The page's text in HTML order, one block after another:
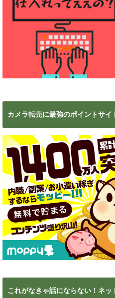
カメラ転売に最強のポイントサ
これがなきゃ話にならない！ネッ